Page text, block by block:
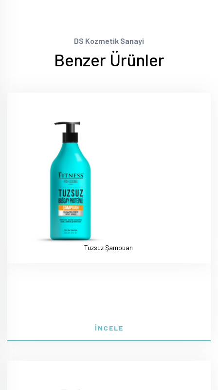
DS Kozmetik Sanayi
Benzer Ürünler
Tuzsuz Şampuan
İNCELE